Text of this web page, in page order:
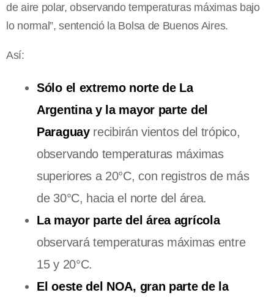
de aire polar, observando temperaturas máximas bajo
lo normal”, sentenció la Bolsa de Buenos Aires.
Así:
Sólo el extremo norte de La
Argentina y la mayor parte del
Paraguayrecibirán vientos del trópico,
observando temperaturas máximas
superiores a 20°C, con registros de más
de 30°C, hacia el norte del área.
La mayor parte del área agrícola
observará temperaturas máximas entre
15 y 20°C.
El oeste del NOA, gran parte de la